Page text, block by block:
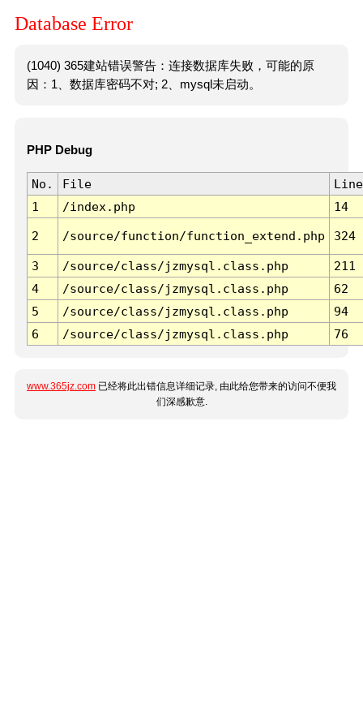
Database Error
(1040) 365建站错误警告：连接数据库失败，可能的原
因：1、数据库密码不对; 2、mysql未启动。
PHP Debug
No. File
Line
1
/index.php 14
2 /source/function/function_extend.php 324
3 /source/class/jzmysql.class.php
211
4
/source/class/jzmysql.class.php
62
5
/source/class/jzmysql.class.php
94
6
/source/class/jzmysql.class.php 76
www.365jz.com 已经将此出错信息详细记录, 由此给您带来的访问不便我
们深感歉意.